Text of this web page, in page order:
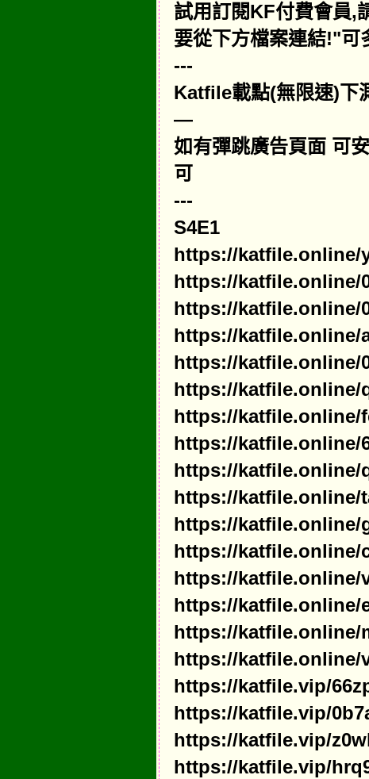
試用訂閱KF付費會員
要從下方檔案連結!"可
---
Katfile載點(無限速)下
—
如有彈跳廣告頁面 可
可
---
S4E1
https://katfile.online/
https://katfile.online/
https://katfile.online/
https://katfile.online/
https://katfile.online/
https://katfile.online/
https://katfile.online/
https://katfile.online/
https://katfile.online/
https://katfile.online/
https://katfile.online/
https://katfile.online/
https://katfile.online/
https://katfile.online/
https://katfile.online/
https://katfile.online/
https://katfile.vip/
https://katfile.vip/
https://katfile.vip/
https://katfile.vip/